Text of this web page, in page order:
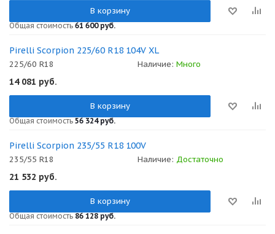
В корзину
Общая стоимость 61 600 руб.
Pirelli Scorpion 225/60 R18 104V XL
225/60 R18 Наличие: Много
14 081 руб.
В корзину
Общая стоимость 56 324 руб.
Pirelli Scorpion 235/55 R18 100V
235/55 R18 Наличие: Достаточно
21 532 руб.
В корзину
Общая стоимость 86 128 руб.